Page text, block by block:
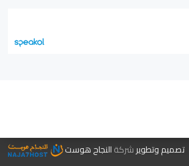
تصميم وتطويرشركةالنجاح هوست